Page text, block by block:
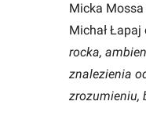
Micka
Michał
rocka,
znalezienia
zrozumieniu,